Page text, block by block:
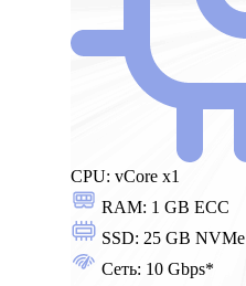
CPU: vCore x1
RAM: 1 GB ECC
SSD: 25 GB NVMe
Сеть: 10 Gbps*